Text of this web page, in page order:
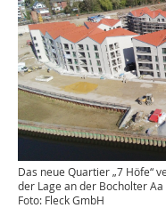
Das neue Quartier „7 Höfe“
der Lage an der Bocholter Aa
Foto: Fleck GmbH